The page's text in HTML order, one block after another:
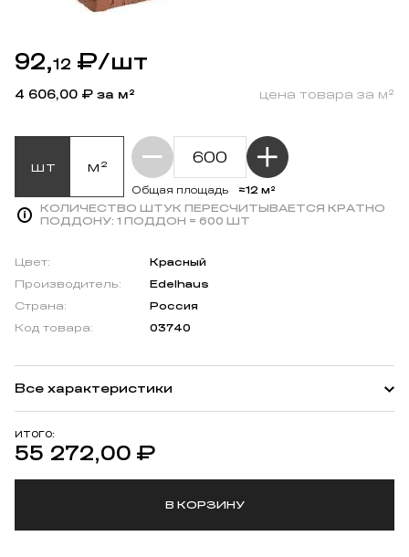
92,12 ₽/шт
4 606,00 ₽ за м² цена товара за м²
шт м²
Общая площадь
≈12 м²
КОЛИЧЕСТВО ШТУК ПЕРЕСЧИТЫВАЕТСЯ КРАТНО
ПОДДОНУ: 1 ПОДДОН = 600 ШТ
ИТОГО:
55 272,00 ₽
В КОРЗИНУ
Цвет:
Красный
Производитель:
Edelhaus
Страна:
Россия
Код товара:
03740
Все характеристики